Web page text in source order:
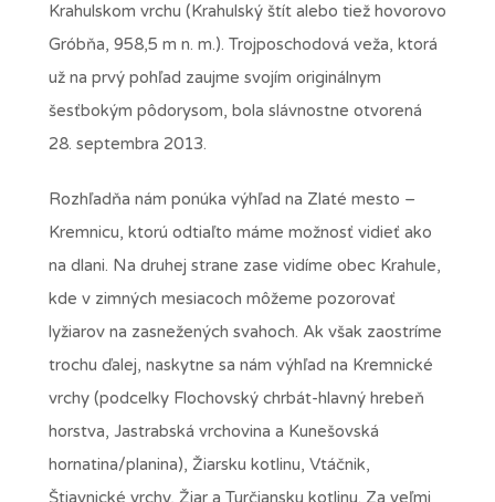
Krahulskom vrchu (Krahulský štít alebo tiež hovorovo
Gróbňa, 958,5 m n. m.). Trojposchodová veža, ktorá
už na prvý pohľad zaujme svojím originálnym
šesťbokým pôdorysom, bola slávnostne otvorená
28. septembra 2013.
Rozhľadňa nám ponúka výhľad na Zlaté mesto –
Kremnicu, ktorú odtiaľto máme možnosť vidieť ako
na dlani. Na druhej strane zase vidíme obec Krahule,
kde v zimných mesiacoch môžeme pozorovať
lyžiarov na zasnežených svahoch. Ak však zaostríme
trochu ďalej, naskytne sa nám výhľad na Kremnické
vrchy (podcelky Flochovský chrbát-hlavný hrebeň
horstva, Jastrabská vrchovina a Kunešovská
hornatina/planina), Žiarsku kotlinu, Vtáčnik,
Štiavnické vrchy, Žiar a Turčiansku kotlinu. Za veľmi